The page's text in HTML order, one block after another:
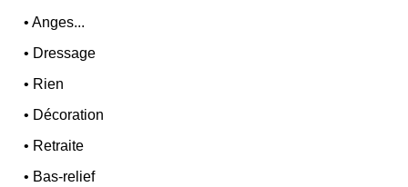
•Anges...
• Dressage
• Rien
• Décoration
• Retraite
• Bas-relief